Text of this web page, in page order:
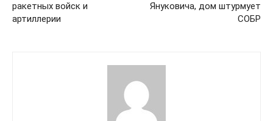
ракетных войск и
артиллерии
Януковича, дом штурмует
СОБР